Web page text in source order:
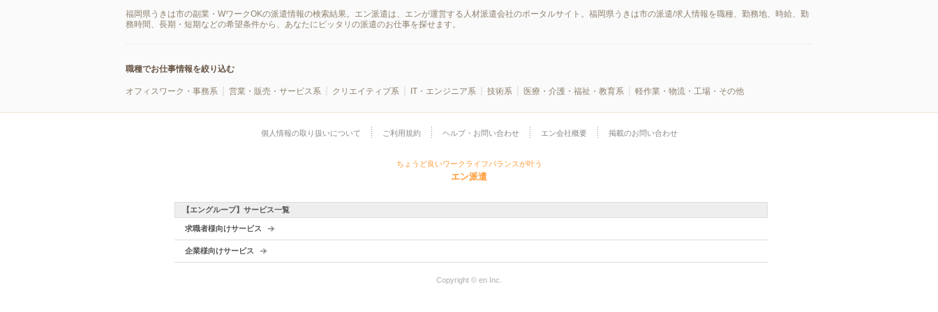
福岡県うきは市の副業・WワークOKの派遣情報の検索結果。エン派遣は、エンが運営する人材派遣会社のポータルサイト。福岡県うきは市の派遣/求人情報を職種、勤務地、時給、勤
務時間、長期・短期などの希望条件から、あなたにピッタリの派遣のお仕事を探せます。
職種でお仕事情報を絞り込む
オフィスワーク・事務系 営業・販売・サービス系 クリエイティブ系 IT・エンジニア系 技術系 医療・介護・福祉・教育系 軽作業・物流・工場・その他
個人情報の取り扱いについて ご利用規約 ヘルプ・お問い合わせ エン会社概要 掲載のお問い合わせ
ちょうど良いワークライフバランスが叶う
エン派遣
【エングループ】サービス一覧
求職者様向けサービス
企業様向けサービス
Copyright © en Inc.